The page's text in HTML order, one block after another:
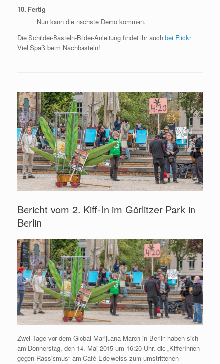
10. Fertig
Nun kann die nächste Demo kommen.
Die Schilder-Basteln-Bilder-Anleitung findet ihr auch bei Flickr
Viel Spaß beim Nachbasteln!
Bericht vom 2. Kiff-In im Görlitzer Park in
Berlin
Zwei Tage vor dem Global Marijuana March in Berlin haben sich
am Donnerstag, den 14. Mai 2015 um 16:20 Uhr, die „KifferInnen
gegen Rassismus“ am Café Edelweiss zum umstrittenen